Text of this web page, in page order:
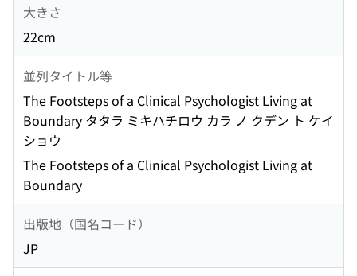
大きさ
22cm
並列タイトル等
The Footsteps of a Clinical Psychologist Living at
Boundary タタラ ミキハチロウ カラ ノ クデン ト ケイ
ショウ
The Footsteps of a Clinical Psychologist Living at
Boundary
出版地（国名コード）
JP